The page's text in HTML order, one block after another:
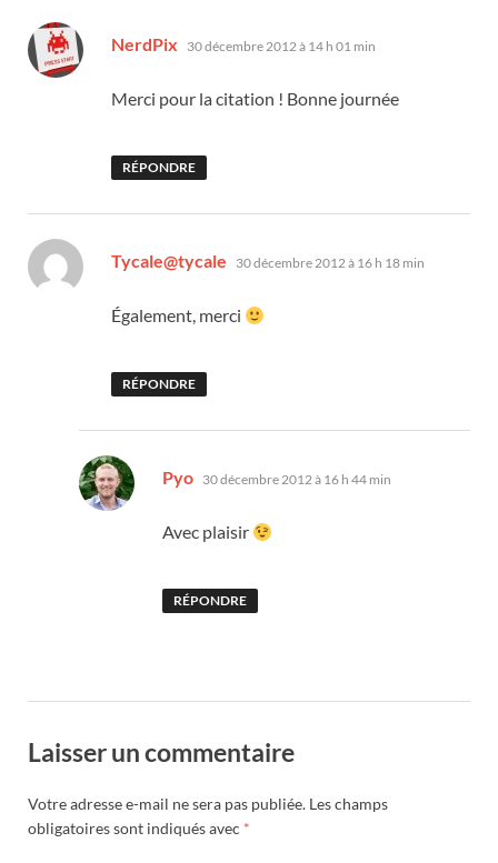
NerdPix dit :
30 décembre 2012 à 14 h 01 min
Merci pour la citation ! Bonne journée
RÉPONDRE
Tycale@tycale dit :
30 décembre 2012 à 16 h 18 min
Également, merci
RÉPONDRE
Pyo dit :
30 décembre 2012 à 16 h 44 min
Avec plaisir
RÉPONDRE
Laisser un commentaire
Votre adresse e-mail ne sera pas publiée. Les champs
obligatoires sont indiqués avec *